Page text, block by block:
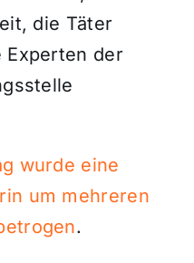
die Täter
Experten der
wurde eine
um mehreren
.